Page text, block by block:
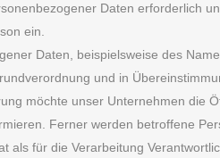
Daten erforderlich
ein.
Daten, beispielsweise des
und in
möchte unser Unternehmen die
Ferner werden betroffene
als für die Verarbeitung